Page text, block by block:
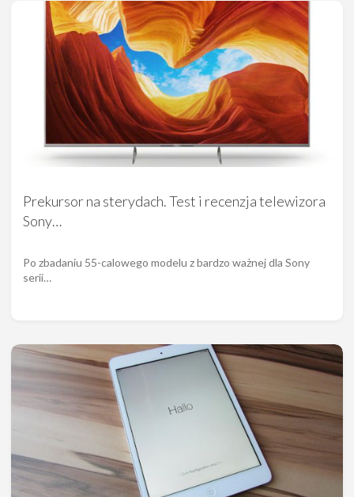
Prekursor na sterydach. Test i recenzja telewizora
Sony…
Po zbadaniu 55-calowego modelu z bardzo ważnej dla Sony
serii…